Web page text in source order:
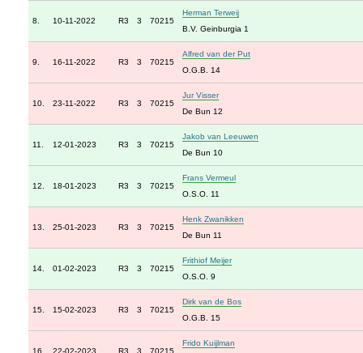
8. 10-11-2022 R3 3 70215
Herman Terweij
B.V. Geinburgia 1
9. 16-11-2022 R3 3 70215
Alfred van der Put
O.G.B. 14
10. 23-11-2022 R3 3 70215
Jur Visser
De Bun 12
11. 12-01-2023 R3 3 70215
Jakob van Leeuwen
De Bun 10
12. 18-01-2023 R3 3 70215
Frans Vermeul
O.S.O. 11
13. 25-01-2023 R3 3 70215
Henk Zwanikken
De Bun 11
14. 01-02-2023 R3 3 70215
Frithiof Meijer
O.S.O. 9
15. 15-02-2023 R3 3 70215
Dirk van de Bos
O.G.B. 15
16. 22-02-2023 R3 3 70215
Frido Kuijlman